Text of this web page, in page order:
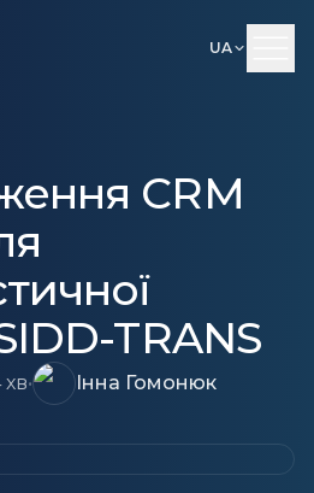
UA
CRM
TRANS
• Інна Гомонюк